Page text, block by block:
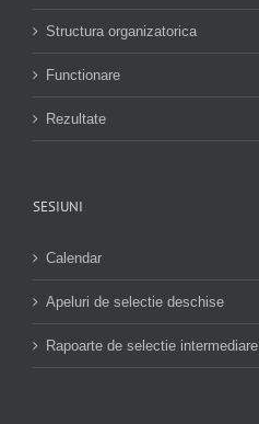
Structura organizatorica
Functionare
Rezultate
SESIUNI
Calendar
Apeluri de selectie deschise
Rapoarte de selectie intermediare